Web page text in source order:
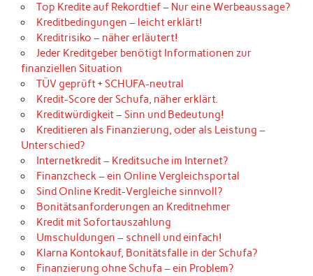
Top Kredite auf Rekordtief – Nur eine Werbeaussage?
Kreditbedingungen – leicht erklärt!
Kreditrisiko – näher erläutert!
Jeder Kreditgeber benötigt Informationen zur
finanziellen Situation
TÜV geprüft + SCHUFA-neutral
Kredit-Score der Schufa, näher erklärt.
Kreditwürdigkeit – Sinn und Bedeutung!
Kreditieren als Finanzierung, oder als Leistung –
Unterschied?
Internetkredit – Kreditsuche im Internet?
Finanzcheck – ein Online Vergleichsportal
Sind Online Kredit-Vergleiche sinnvoll?
Bonitätsanforderungen an Kreditnehmer
Kredit mit Sofortauszahlung
Umschuldungen – schnell und einfach!
Klarna Kontokauf, Bonitätsfalle in der Schufa?
Finanzierung ohne Schufa – ein Problem?